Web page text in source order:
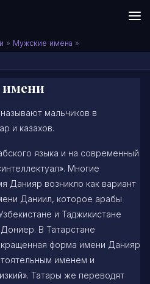
» Мужские имена »
имени
мальчиков в
и казахов.
языка и на современный
Многие
Данияр возникло как вариант
Даниил, которое арабы
и Таджикистане
В Татарстане
форма имени Данияр
именем и
Татары же переводят